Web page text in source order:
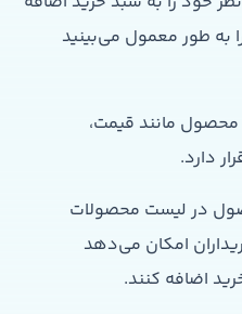
به طور معمول می‌بینید
محصول مانند قیمت،
دارد.
در لیست محصولات
امکان می‌دهد
اضافه کنند.